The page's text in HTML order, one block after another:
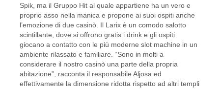
Spik, ma il Gruppo Hit al quale appartiene ha un vero e
proprio asso nella manica e propone ai suoi ospiti anche
l’emozione di due casinò. Il Larix è un comodo salotto
scintillante, dove si offrono gratis i drink e gli ospiti
giocano a contatto con le più moderne slot machine in un
ambiente rilassato e familiare. “Sono in molti a
considerare il nostro casinò una parte della propria
abitazione”, racconta il responsabile Aljosa ed
effettivamente la dimensione ridotta rispetto ad altri templi